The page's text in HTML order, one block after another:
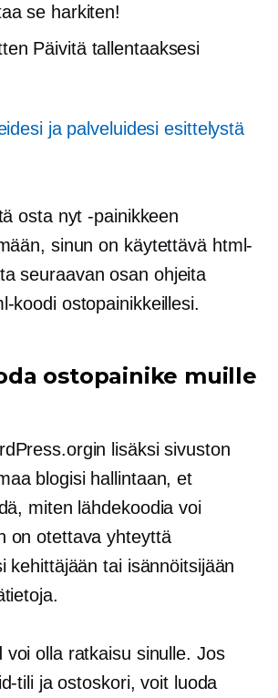
se harkiten!
Päivitä tallentaaksesi
ja palveluidesi esittelystä
osta nyt -painikkeen
sinun on käytettävä html-
seuraavan osan ohjeita
koodi ostopainikkeillesi.
ostopainike muille
lisäksi sivuston
blogisi hallintaan, et
miten lähdekoodia voi
on otettava yhteyttä
kehittäjään tai isännöitsijään
voi olla ratkaisu sinulle. Jos
tili ja ostoskori, voit luoda